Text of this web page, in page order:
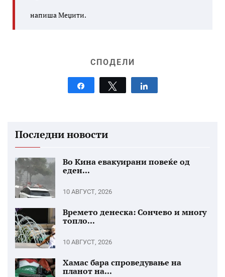
напиша Меџити.
СПОДЕЛИ
Tweet
Последни новости
Во Кина евакуирани повеќе од
еден...
10 АВГУСТ, 2026
Времето денеска: Сончево и многу
топло...
10 АВГУСТ, 2026
Хамас бара спроведување на
планот на...